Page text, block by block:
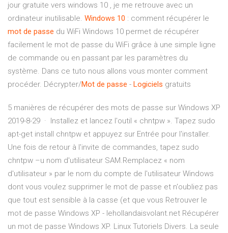
jour gratuite vers windows 10 , je me retrouve avec un
ordinateur inutilisable. Windows 10 : comment récupérer le
mot de passe du WiFi Windows 10 permet de récupérer
facilement le mot de passe du WiFi grâce à une simple ligne
de commande ou en passant par les paramètres du
système. Dans ce tuto nous allons vous monter comment
procéder. Décrypter/Mot de passe - Logiciels gratuits
5 manières de récupérer des mots de passe sur Windows XP
2019-8-29 · Installez et lancez l'outil « chntpw ». Tapez sudo
apt-get install chntpw et appuyez sur Entrée pour l'installer.
Une fois de retour à l'invite de commandes, tapez sudo
chntpw –u nom d'utilisateur SAM.Remplacez « nom
d'utilisateur » par le nom du compte de l'utilisateur Windows
dont vous voulez supprimer le mot de passe et n'oubliez pas
que tout est sensible à la casse (et que vous Retrouver le
mot de passe Windows XP - lehollandaisvolant.net Récupérer
un mot de passe Windows XP. Linux Tutoriels Divers. La seule